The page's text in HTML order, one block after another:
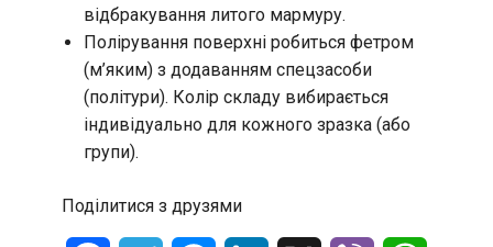
відбракування литого мармуру.
Полірування поверхні робиться фетром
(м’яким) з додаванням спецзасоби
(політури). Колір складу вибирається
індивідуально для кожного зразка (або
групи).
Поділитися з друзями